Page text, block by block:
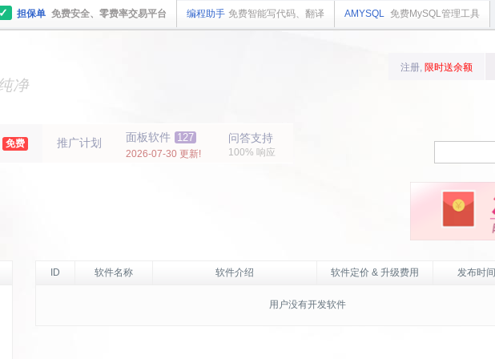
担保单 免费安全、零费率交易平台 编程助手 免费智能写代码、翻译 AMYSQL 免费MySQL管理工具
净
免费 推广计划 面板软件 127
2026-07-30 更新!
问答支持
100% 响应
注册, 限时送余额
ID 软件名称 软件介绍 软件定价 & 升级费用 发布时间
用户没有开发软件